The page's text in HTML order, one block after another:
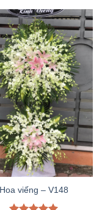
Hoa viếng – V148